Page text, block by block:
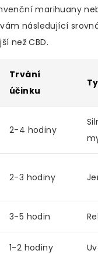
marihuany
následující
než CBD.
Trvání
účinku
2-4 hodiny
2-3 hodiny
3-5 hodin
1-2 hodiny